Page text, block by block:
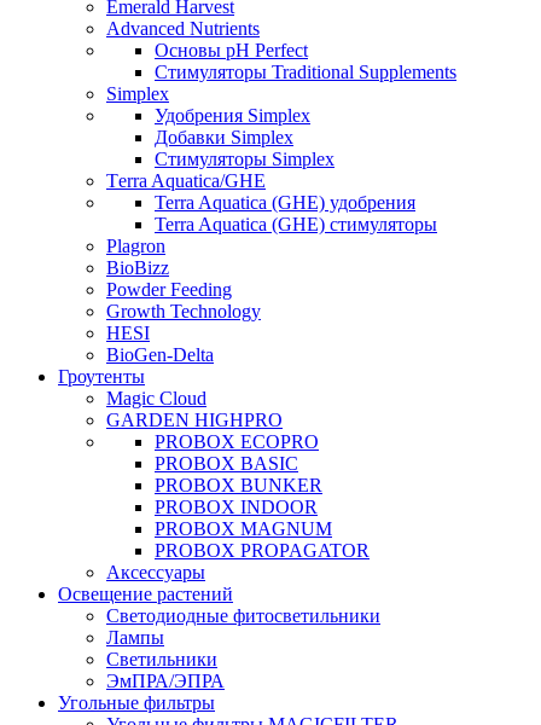
Emerald Harvest
Advanced Nutrients
Основы pH Perfect
Стимуляторы Traditional Supplements
Simplex
Удобрения Simplex
Добавки Simplex
Стимуляторы Simplex
Тerra Aquatica/GHE
Terra Aquatica (GHE) удобрения
Terra Aquatica (GHE) стимуляторы
Plagron
BioBizz
Powder Feeding
Growth Technology
HESI
BioGen-Delta
Гроутенты
Magic Cloud
GARDEN HIGHPRO
PROBOX ECOPRO
PROBOX BASIC
PROBOX BUNKER
PROBOX INDOOR
PROBOX MAGNUM
PROBOX PROPAGATOR
Аксессуары
Освещение растений
Светодиодные фитосветильники
Лампы
Светильники
ЭмПРА/ЭПРА
Угольные фильтры